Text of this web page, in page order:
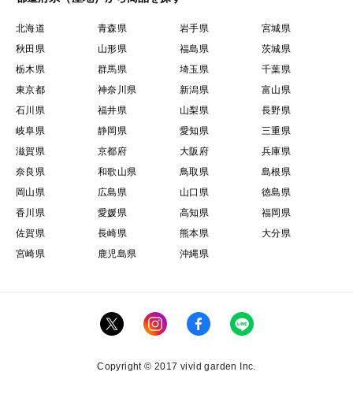
北海道 青森県 岩手県
宮城県
秋田県
山形県 福島県
茨城県
栃木県
群馬県 埼玉県
千葉県
東京都
神奈川県 新潟県
富山県
石川県
福井県 山梨県
長野県
岐阜県
静岡県 愛知県
三重県
滋賀県
京都府 大阪府
兵庫県
奈良県
和歌山県 鳥取県
島根県
岡山県
広島県 山口県
徳島県
香川県
愛媛県 高知県
福岡県
佐賀県
長崎県 熊本県
大分県
宮崎県
鹿児島県 沖縄県
Copyright © 2017 vivid garden Inc.